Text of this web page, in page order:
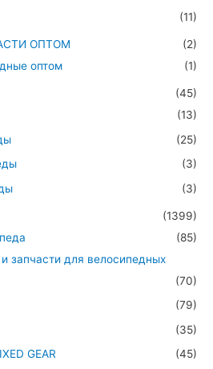
(11)
ОПТОМ
(2)
оптом
(1)
(45)
(13)
(25)
(3)
(3)
(1399)
(85)
запчасти для велосипедных
(70)
(79)
(35)
GEAR
(45)